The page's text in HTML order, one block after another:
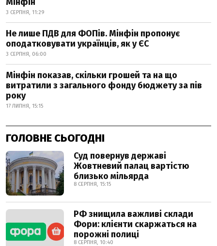
3 СЕРПНЯ, 11:29
Не лише ПДВ для ФОПів. Мінфін пропонує
оподатковувати українців, як у ЄС
3 СЕРПНЯ, 06:00
Мінфін показав, скільки грошей та на що
витратили з загального фонду бюджету за пів
року
17 ЛИПНЯ, 15:15
ГОЛОВНЕ СЬОГОДНІ
Суд повернув державі
Жовтневий палац вартістю
близько мільярда
8 СЕРПНЯ, 15:15
РФ знищила важливі склади
Фори: клієнти скаржаться на
порожні полиці
8 СЕРПНЯ, 10:40